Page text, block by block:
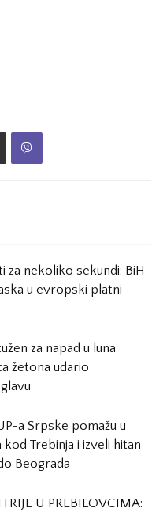
za nekoliko sekundi: BiH
u evropski platni
za napad u luna
žetona udario
a Srpske pomažu u
kod Trebinja i izveli hitan
Beograda
U PREBILOVCIMA: